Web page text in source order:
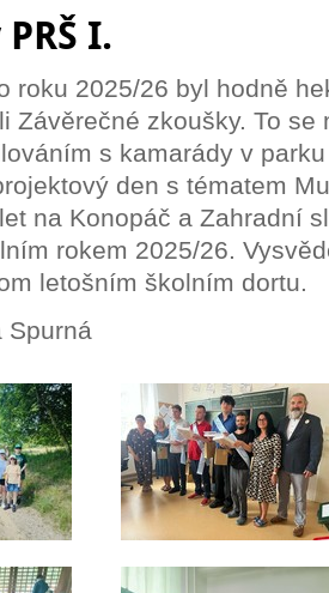
I.
roku 2025/26 byl hodně
Závěrečné zkoušky. To
s kamarády v
den s tématem
na Konopáč a Zahradní
rokem 2025/26.
letošním školním dortu.
Spurná